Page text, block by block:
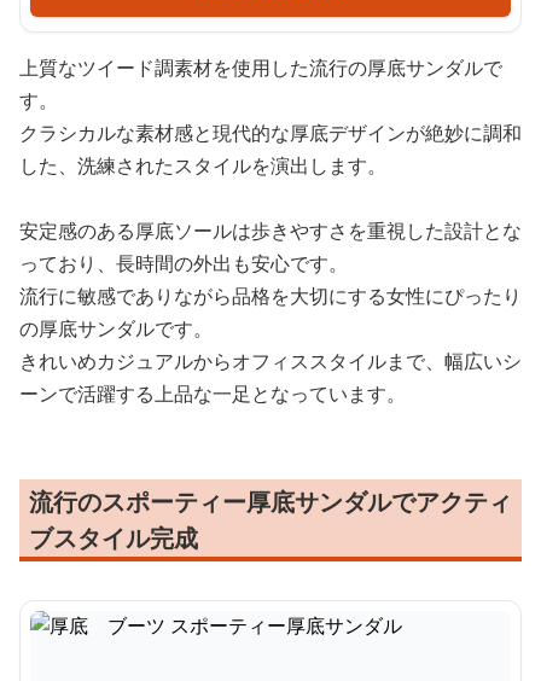
上質なツイード調素材を使用した流行の厚底サンダルで
す。
クラシカルな素材感と現代的な厚底デザインが絶妙に調和
した、洗練されたスタイルを演出します。
安定感のある厚底ソールは歩きやすさを重視した設計とな
っており、長時間の外出も安心です。
流行に敏感でありながら品格を大切にする女性にぴったり
の厚底サンダルです。
きれいめカジュアルからオフィススタイルまで、幅広いシ
ーンで活躍する上品な一足となっています。
流行のスポーティー厚底サンダルでアクティ
ブスタイル完成